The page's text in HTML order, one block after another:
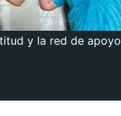
y la red de apoyo